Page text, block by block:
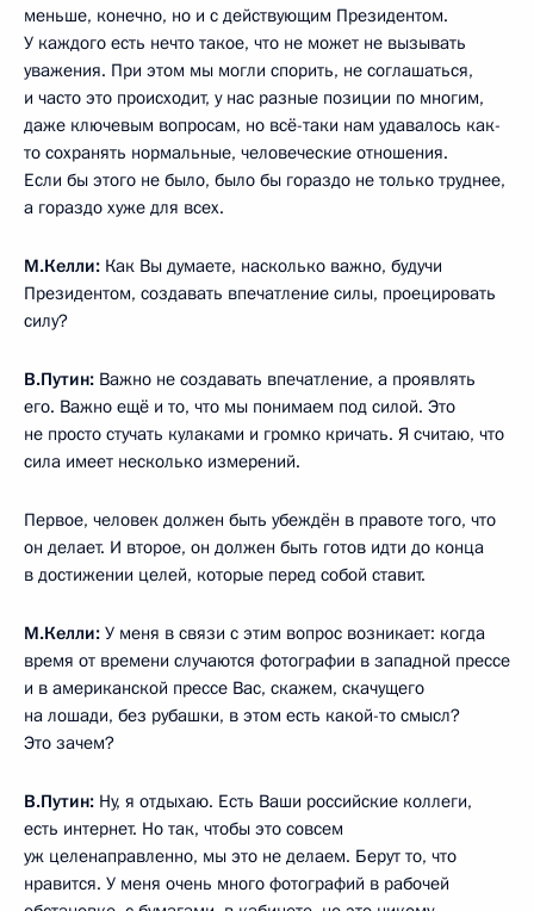
Во время интервью американскому телеканалу NBC.
М.Келли: В том числе и в моей стране.
В.Путин:Не только в США, но и в других странах. В мире
очень много таких людей, в Европе есть, где угодно в мире.
Но если человек приходит на первое место, он должен
активно работать так, как будто это делает в первый раз
Есть Конституция. Я никогда Конституцию не нарушал
и никогда не менял Конституцию. Так что я буду работать
избиратели дадут мне такую возможность – работать ещё
один срок, буду работать, разумеется, с полной отдачей сил.
М.Келли:Последний, поскольку уже поздно, вопрос
Извините, если ответ на него будет, возможно, долгим,
но звучит вопрос таким образом. Как Президент, человек
большим достижением? И что Вы считаете своим самым
большим промахом, ошибкой?
В.Путин:Вы знаете, и то и другое будет очень близко.
кардинальным образом изменилась экономика. Она
выросла почти в два раза по объёму. У нас в два
раза сократилось количество людей, живущих за чертой
бедности.